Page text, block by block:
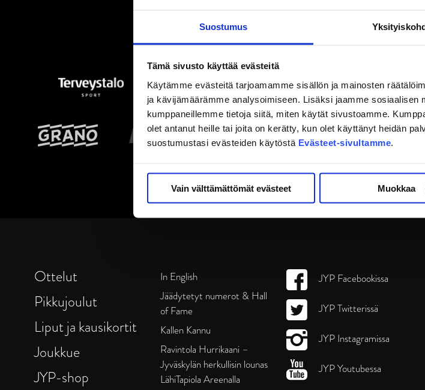
Suostumus
Tämä sivusto käyttää evästeitä
Käytämme evästeitä tarjoamamme sisällön ja mainosten
ja kävijämäärämme analysoimiseen. Lisäksi jaamme sosiaalisen
kumppaneillemme tietoja siitä, miten käytät sivustoamme.
olet antanut heille tai joita on kerätty, kun olet käyttänyt heidän
suostumustasi evästeiden käytöstä Evästeet-sivultamme.
Vain välttämättömät evästeet Muokkaa
Ottelut
Pikkujoulut
Liput ja kausikortit
Joukkue
JYP-shop
In English
Jäädytetyt numerot & Hall
of Fame
Kallen Kannu
Ravintola Hurrikaani –
Jyväskylän herkullisin lounas
LähiTapiola Areenalla
JYP Facebookissa
JYP Twitterissä
JYP Instagramissa
JYP Youtubessa